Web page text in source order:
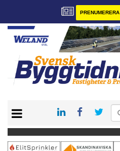
PRENUMERERA
PRENUMERERA